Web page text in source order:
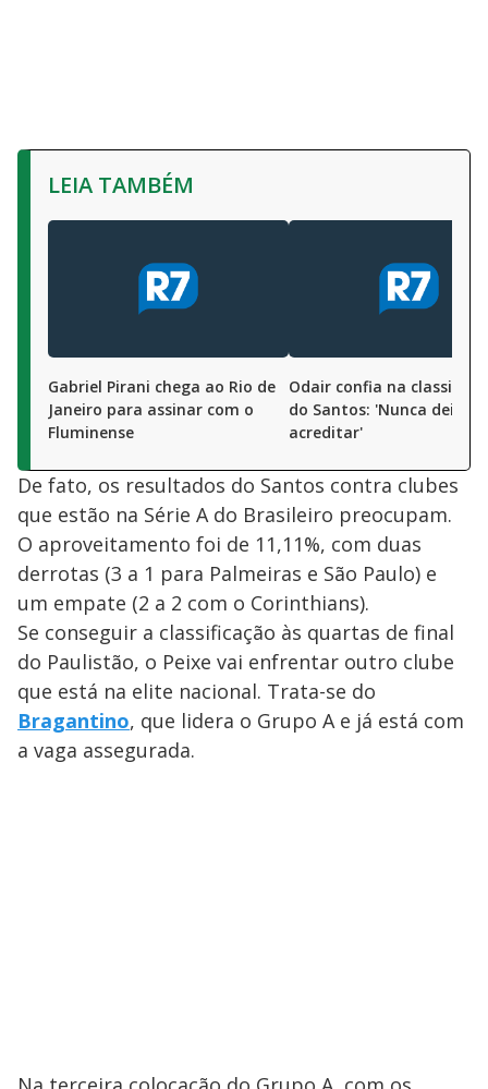
LEIA TAMBÉM
Gabriel Pirani chega ao Rio de
Janeiro para assinar com o
Fluminense
Odair confia na
do Santos: 'Nunca
acreditar'
De fato, os resultados do Santos contra clubes
que estão na Série A do Brasileiro preocupam.
O aproveitamento foi de 11,11%, com duas
derrotas (3 a 1 para Palmeiras e São Paulo) e
um empate (2 a 2 com o Corinthians).
Se conseguir a classificação às quartas de final
do Paulistão, o Peixe vai enfrentar outro clube
que está na elite nacional. Trata-se do
Bragantino, que lidera o Grupo A e já está com
a vaga assegurada.